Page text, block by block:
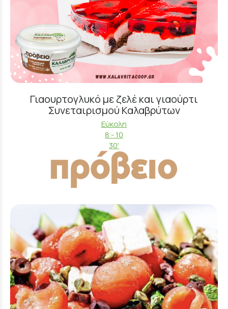
Γιαουρτογλυκό με ζελέ και γιαούρτι
Συνεταιρισμού Καλαβρύτων
Εύκολη
8 - 10
30'